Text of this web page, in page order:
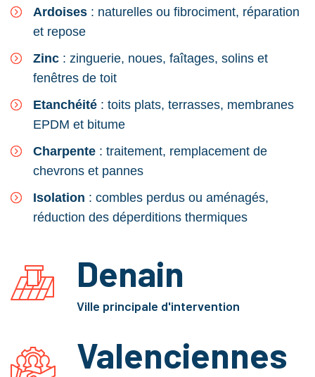
Ardoises : naturelles ou fibrociment, réparation
et repose
Zinc : zinguerie, noues, faîtages, solins et
fenêtres de toit
Etanchéité : toits plats, terrasses, membranes
EPDM et bitume
Charpente : traitement, remplacement de
chevrons et pannes
Isolation : combles perdus ou aménagés,
réduction des déperditions thermiques
Denain
Ville principale d'intervention
Valenciennes